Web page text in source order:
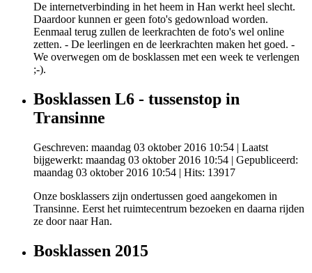
De internetverbinding in het heem in Han werkt heel slecht.
Daardoor kunnen er geen foto's gedownload worden.
Eenmaal terug zullen de leerkrachten de foto's wel online
zetten. - De leerlingen en de leerkrachten maken het goed. -
We overwegen om de bosklassen met een week te verlengen
;-).
Bosklassen L6 - tussenstop in
Transinne
Geschreven: maandag 03 oktober 2016 10:54 | Laatst
bijgewerkt: maandag 03 oktober 2016 10:54 | Gepubliceerd:
maandag 03 oktober 2016 10:54 | Hits: 13917
Onze bosklassers zijn ondertussen goed aangekomen in
Transinne. Eerst het ruimtecentrum bezoeken en daarna rijden
ze door naar Han.
Bosklassen 2015